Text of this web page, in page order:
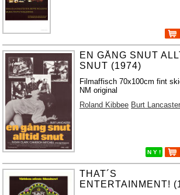
EN GÅNG SNUT
SNUT (1974)
Filmaffisch 70x100cm fint
NM original
Roland Kibbee Burt Lancaster
N Y !
THAT´S
ENTERTAINMENT!